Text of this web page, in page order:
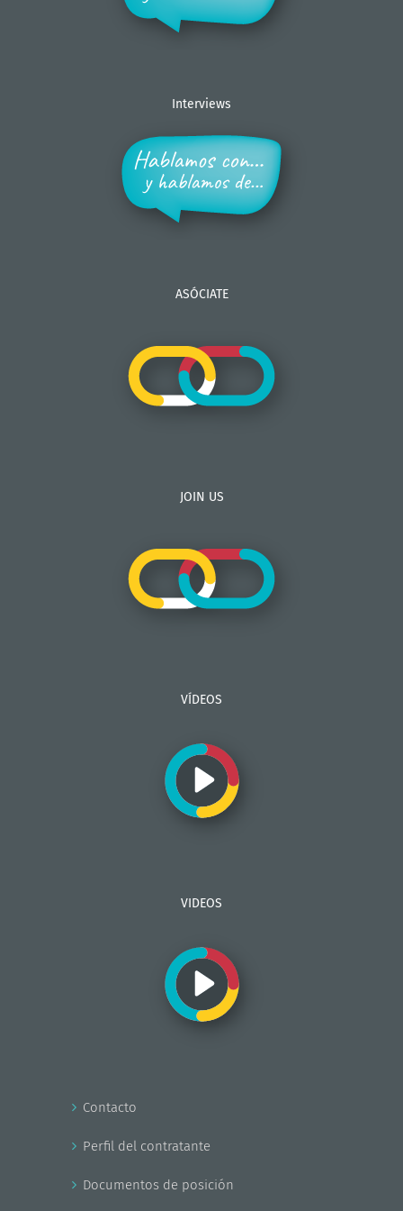
Interviews
ASÓCIATE
JOIN US
VÍDEOS
VIDEOS
Contacto
Perfil del contratante
Documentos de posición